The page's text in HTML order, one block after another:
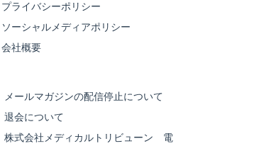
プライバシーポリシー
ソーシャルメディアポリシー
会社概要
メールマガジンの配信停止について
退会について
株式会社メディカルトリビューン 電